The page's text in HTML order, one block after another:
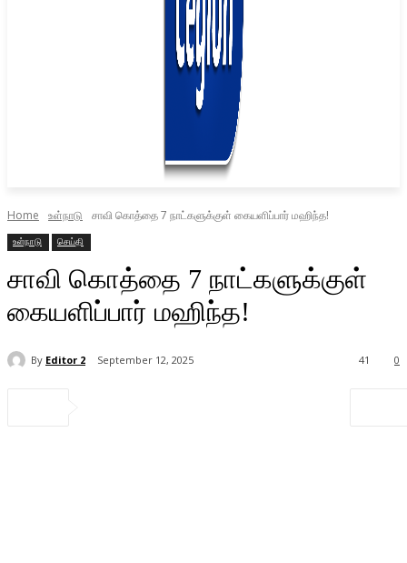
Home உள்நாடு சாவி கொத்தை 7 நாட்களுக்குள் கையளிப்பார் மஹிந்த!
உள்நாடு செய்தி
சாவி கொத்தை 7 நாட்களுக்குள்
கையளிப்பார் மஹிந்த!
By Editor 2 September 12, 2025 0
41